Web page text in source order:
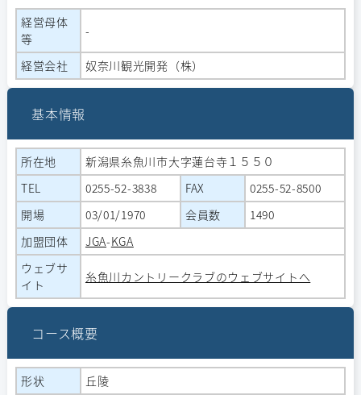
経営⺟体
等
-
経営会社 奴奈川観光開発（株）
基本情報
所在地
新潟県糸魚川市大字蓮台寺１５５０
TEL
0255-52-3838 FAX
0255-52-8500
開場
03/01/1970 会員数
1490
加盟団体
JGA-KGA
ウェブサ
イト
糸魚川カントリークラブのウェブサイトへ
コース概要
形状
丘陵